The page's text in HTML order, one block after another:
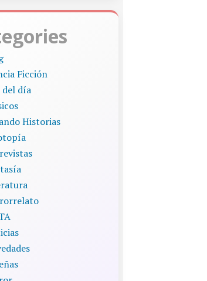
Ficción
del día
Historias